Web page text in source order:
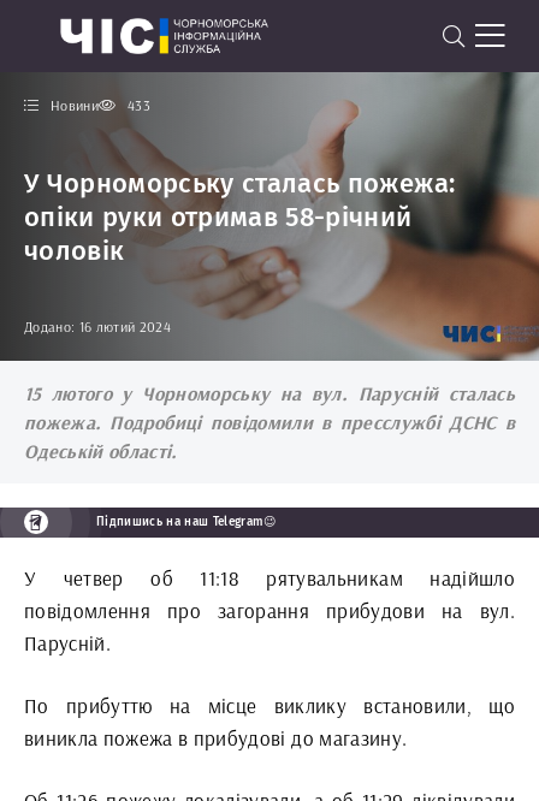
Новини 433
У Чорноморську сталась пожежа:
опіки руки отримав 58-річний
чоловік
Додано: 16 лютий 2024
15 лютого у Чорноморську на вул. Парусній сталась
пожежа. Подробиці повідомили в пресслужбі ДСНС в
Одеській області.
Підпишись на наш Telegram😉
У четвер об 11:18 рятувальникам надійшло
повідомлення про загорання прибудови на вул.
Парусній.
По прибуттю на місце виклику встановили, що
виникла пожежа в прибудові до магазину.